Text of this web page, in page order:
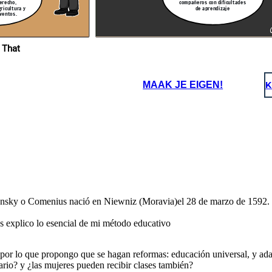
puede
y
That
y
compañeros con dificultades
de aprendizaje
MAAK JE EIGEN!
o Comenius nació en Niewniz (Moravia)el 28 de marzo de
explico lo esencial de mi método educativo
lo que propongo que se hagan reformas: educación universal, y
y ¿las mujeres pueden recibir clases también?